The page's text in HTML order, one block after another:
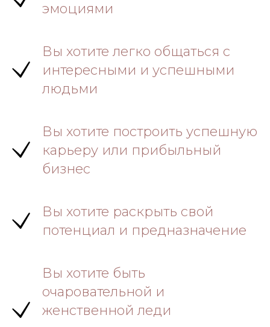
эмоциями
Вы хотите легко общаться с
интересными и успешными
людьми
Вы хотите построить успешную
карьеру или прибыльный
бизнес
Вы хотите раскрыть свой
потенциал и предназначение
Вы хотите быть
очаровательной и
женственной леди